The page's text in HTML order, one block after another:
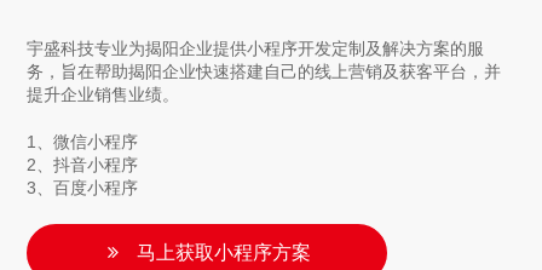
宇盛科技专业为揭阳企业提供小程序开发定制及解决方案的服
务，旨在帮助揭阳企业快速搭建自己的线上营销及获客平台，并
提升企业销售业绩。
1、微信小程序
2、抖音小程序
3、百度小程序
马上获取小程序方案